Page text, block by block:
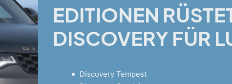
EDITIONEN
DISCOVERY FÜR
Discovery Tempest